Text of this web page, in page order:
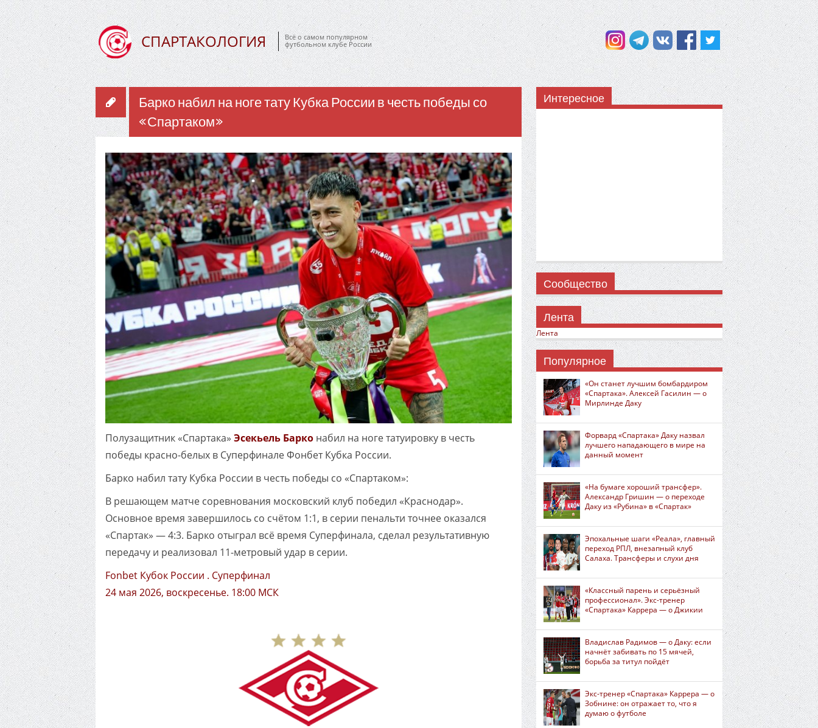
СПАРТАКОЛОГИЯ
Всё о самом популярном
футбольном клубе России
Барко набил на ноге тату Кубка России в честь победы со
«Спартаком»
Полузащитник «Спартака» Эсекьель Барко набил на ноге татуировку в честь
победы красно-белых в Суперфинале Фонбет Кубка России.
Барко набил тату Кубка России в честь победы со «Спартаком»:
В решающем матче соревнования московский клуб победил «Краснодар».
Основное время завершилось со счётом 1:1, в серии пенальти точнее оказался
«Спартак» — 4:3. Барко отыграл всё время Суперфинала, сделал результативную
передачу и реализовал 11-метровый удар в серии.
Fonbet Кубок России . Суперфинал
24 мая 2026, воскресенье. 18:00 МСК
Интересное
Сообщество
Лента
Лента
Популярное
«Он станет лучшим бомбардиром
«Спартака». Алексей Гасилин — о
Мирлинде Даку
Форвард «Спартака» Даку назвал
лучшего нападающего в мире на
данный момент
«На бумаге хороший трансфер».
Александр Гришин — о переходе
Даку из «Рубина» в «Спартак»
Эпохальные шаги «Реала», главный
переход РПЛ, внезапный клуб
Салаха. Трансферы и слухи дня
«Классный парень и серьёзный
профессионал». Экс-тренер
«Спартака» Каррера — о Джикии
Владислав Радимов — о Даку: если
начнёт забивать по 15 мячей,
борьба за титул пойдёт
Экс-тренер «Спартака» Каррера — о
Зобнине: он отражает то, что я
думаю о футболе